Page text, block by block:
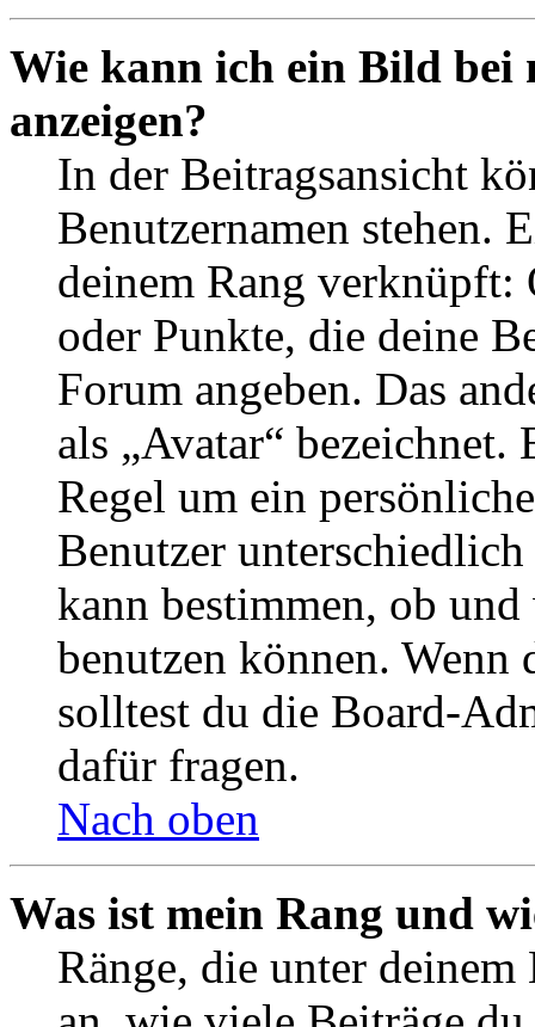
Wie kann ich ein Bild bei
anzeigen?
In der Beitragsansicht
Benutzernamen stehen.
deinem Rang verknüpft:
oder Punkte, die deine
Forum angeben. Das
als „Avatar“
Regel um ein
Benutzer
kann bestimmen, ob
benutzen können. Wenn
solltest du die Board-
dafür fragen.
Nach oben
Was ist mein Rang und
Ränge, die unter deinem